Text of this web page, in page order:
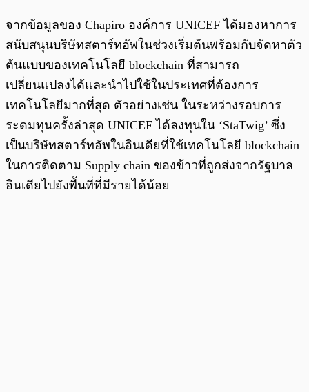
จากข้อมูลของ Chapiro องค์การ UNICEF ได้มองหาการ
สนับสนุนบริษัทสตาร์ทอัพในช่วงเริ่มต้นพร้อมกับจัดหาตัว
ต้นแบบของเทคโนโลยี blockchain ที่สามารถ
เปลี่ยนแปลงได้และนำไปใช้ในประเทศที่ต้องการ
เทคโนโลยีมากที่สุด ตัวอย่างเช่น ในระหว่างรอบการ
ระดมทุนครั้งล่าสุด UNICEF ได้ลงทุนใน ‘StaTwig’ ซึ่ง
เป็นบริษัทสตาร์ทอัพในอินเดียที่ใช้เทคโนโลยี blockchain
ในการติดตาม Supply chain ของข้าวที่ถูกส่งจากรัฐบาล
อินเดียไปยังพื้นที่ที่มีรายได้น้อย